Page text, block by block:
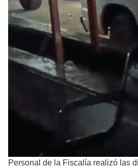
Personal de la Fiscalía realizó las